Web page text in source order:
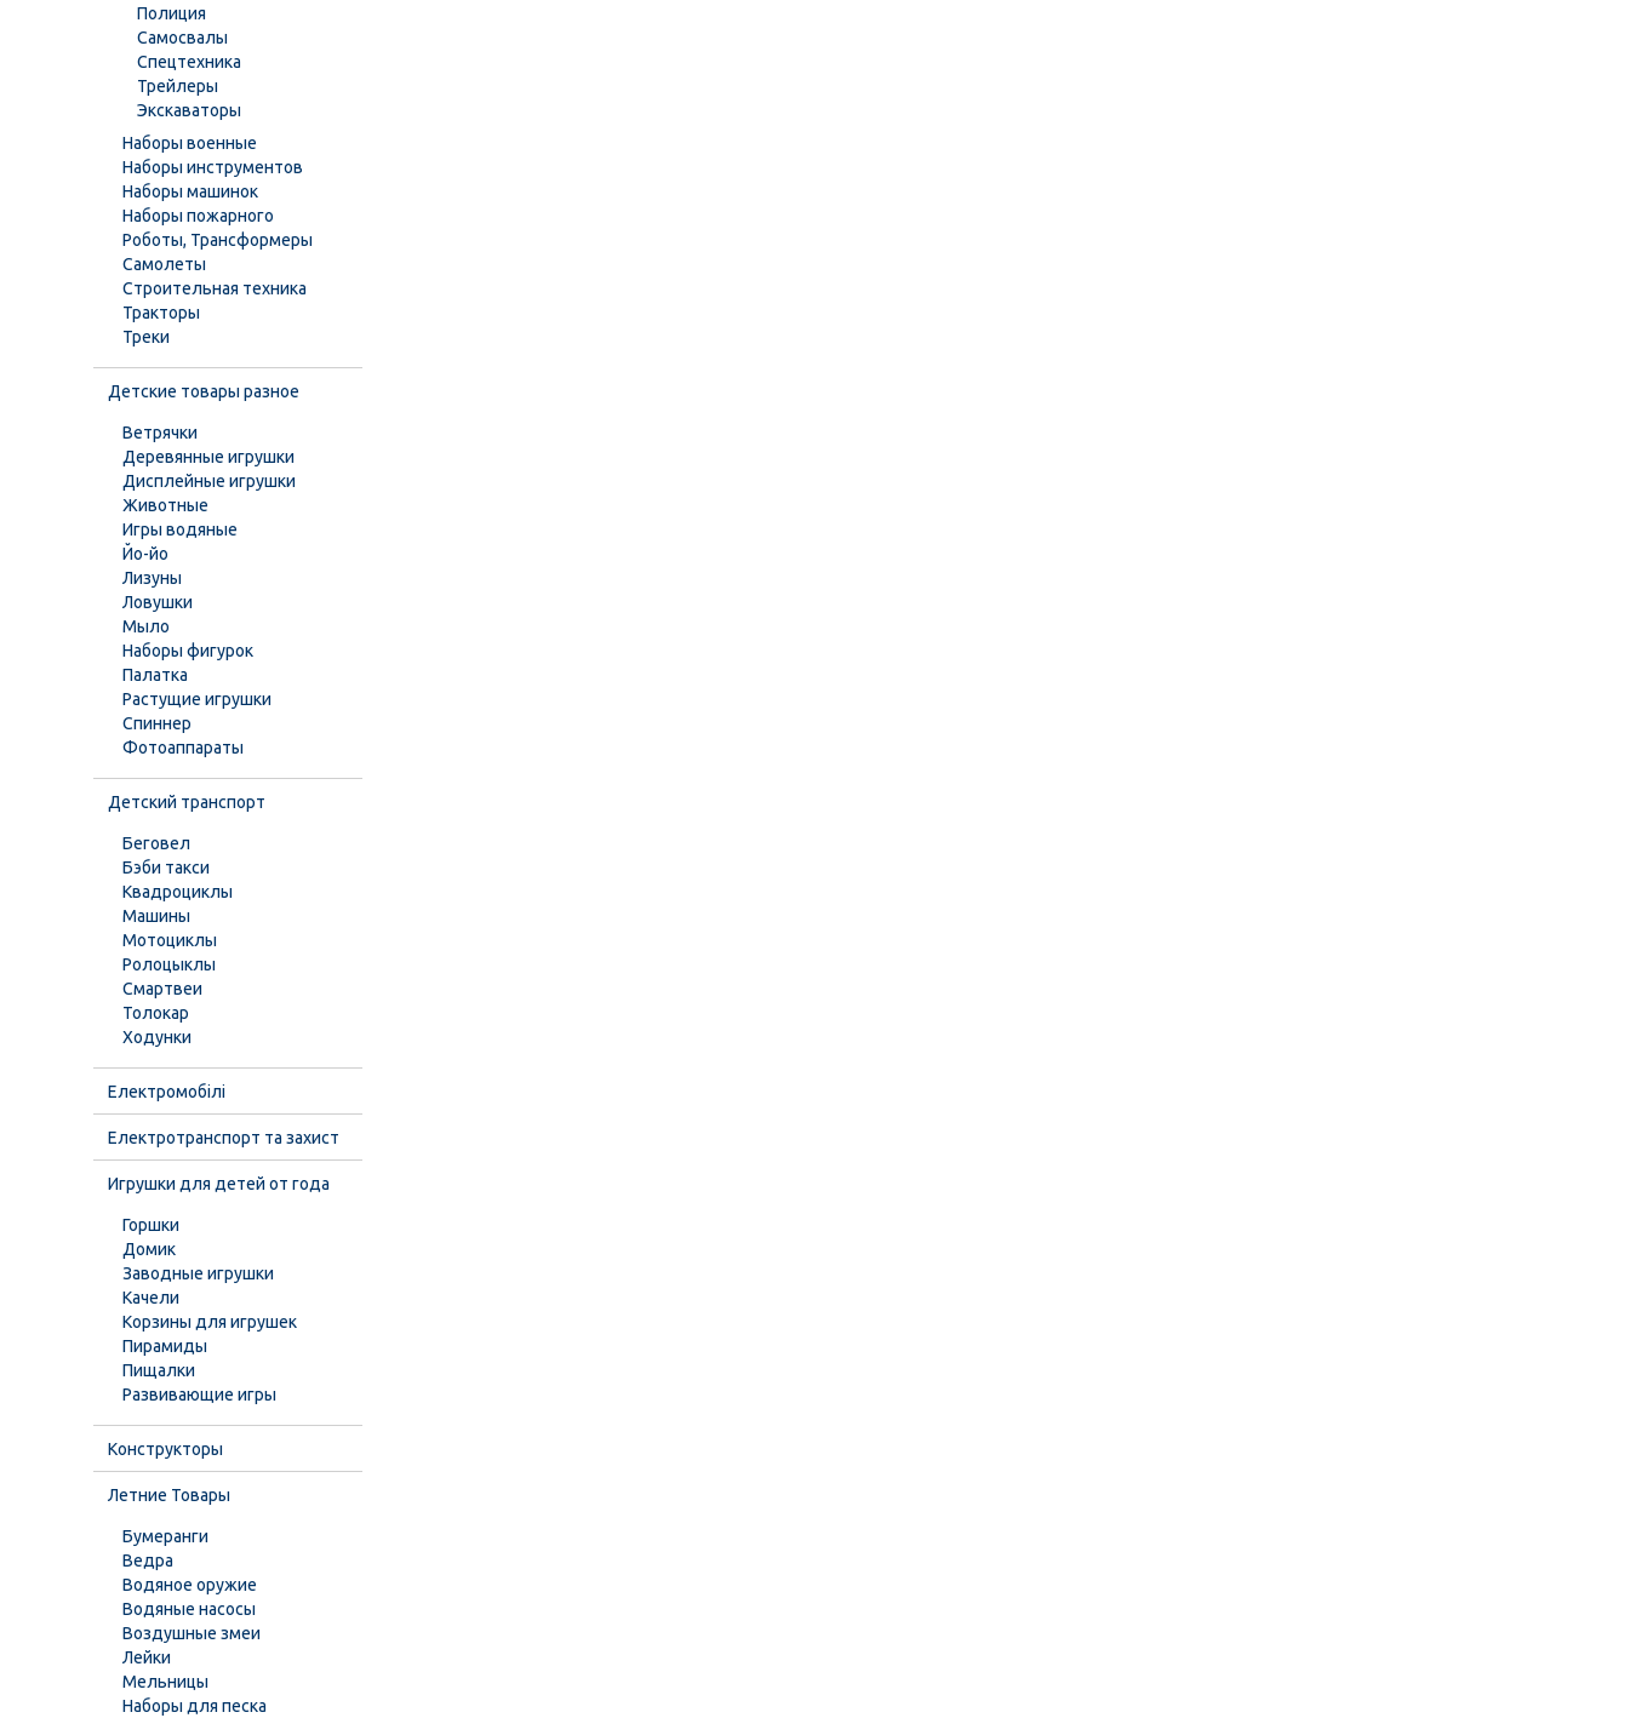
Полиция
Самосвалы
Спецтехника
Трейлеры
Экскаваторы
Наборы военные
Наборы инструментов
Наборы машинок
Наборы пожарного
Роботы, Трансформеры
Самолеты
Строительная техника
Тракторы
Треки
Детские товары разное
Ветрячки
Деревянные игрушки
Дисплейные игрушки
Животные
Игры водяные
Йо-йо
Лизуны
Ловушки
Мыло
Наборы фигурок
Палатка
Растущие игрушки
Спиннер
Фотоаппараты
Детский транспорт
Беговел
Бэби такси
Квадроциклы
Машины
Мотоциклы
Ролоцыклы
Смартвеи
Толокар
Ходунки
Електромобілі
Електротранспорт та захист
Игрушки для детей от года
Горшки
Домик
Заводные игрушки
Качели
Корзины для игрушек
Пирамиды
Пищалки
Развивающие игры
Конструкторы
Летние Товары
Бумеранги
Ведра
Водяное оружие
Водяные насосы
Воздушные змеи
Лейки
Мельницы
Наборы для песка